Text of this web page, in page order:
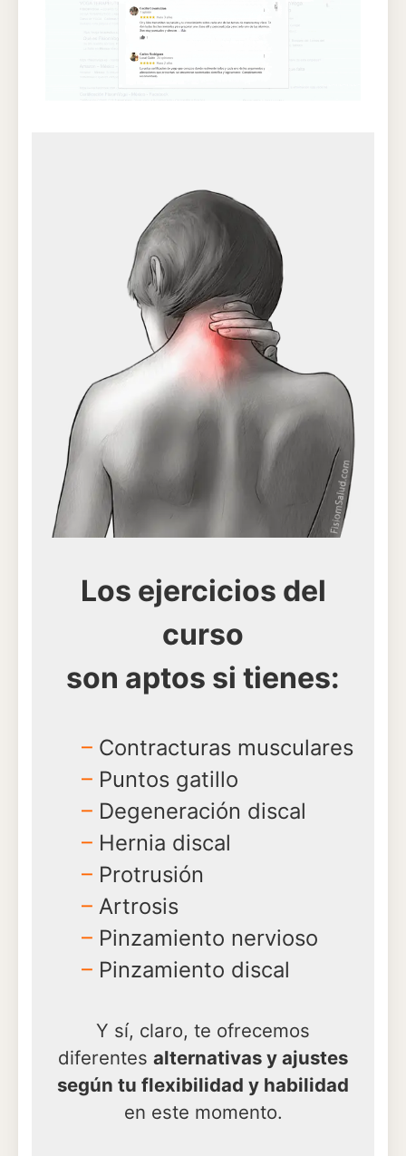
Los ejercicios del
curso
son aptos si tienes:
– Contracturas musculares
– Puntos gatillo
– Degeneración discal
– Hernia discal
– Protrusión
– Artrosis
– Pinzamiento nervioso
– Pinzamiento discal
Y sí, claro, te ofrecemos
diferentes alternativas y ajustes
según tu flexibilidad y habilidad
en este momento.